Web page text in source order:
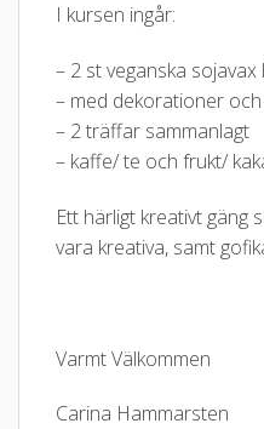
I kursen ingår:
– 2 st veganska sojavax
– med dekorationer
– 2 träffar sammanlagt
– kaffe/ te och frukt/
Ett härligt kreativt gäng
vara kreativa, samt
Varmt Välkommen
Carina Hammarsten